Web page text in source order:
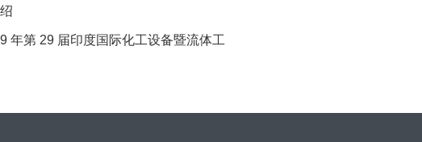
年第 29 届印度国际化工设备暨流体工